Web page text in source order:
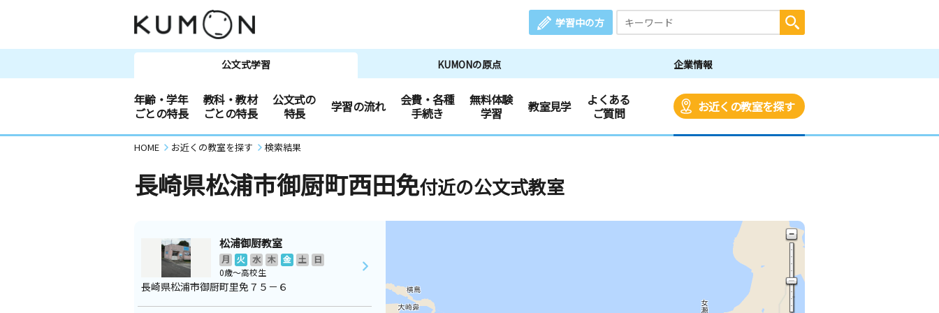
学習中の方
公文式学習 KUMONの原点 企業情報
年齢・学年
ごとの特長
教科・教材
ごとの特長
公文式の
特長
学習の流れ
会費・各種
手続き
無料体験
学習
教室見学
よくある
ご質問
お近くの教室を探す
HOME お近くの教室を探す 検索結果
長崎県松浦市御厨町西田免付近の公文式教室
松浦御厨教室
月 火 水 木 金 土
日
0歳～高校生
長崎県松浦市御厨町里免７５－６